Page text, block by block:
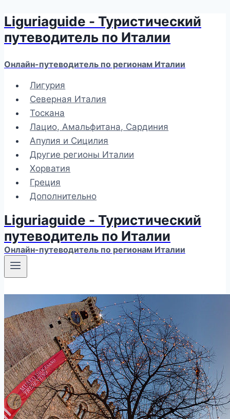
Перейти
к
содержимому
Liguriaguide - Туристический
путеводитель по Италии
Онлайн-путеводитель по регионам Италии
Лигурия
Северная Италия
Тоскана
Лацио, Амальфитана, Сардиния
Апулия и Сицилия
Другие регионы Италии
Хорватия
Греция
Дополнительно
Liguriaguide - Туристический
путеводитель по Италии
Онлайн-путеводитель по регионам Италии